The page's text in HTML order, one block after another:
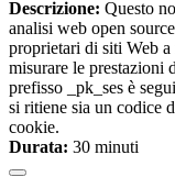
Descrizione: Questo
analisi web open
proprietari di siti Web
misurare le prestazioni
prefisso _pk_ses è
si ritiene sia un codice
cookie.
Durata: 30 minuti